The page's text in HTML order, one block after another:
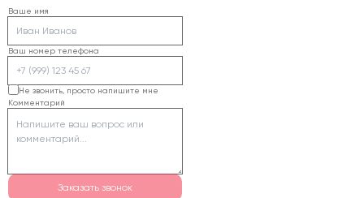
необходимость
дополнительных
головок или камеры.
поле и планируемую
загрузку. Специалисты
сопоставят задачу с
моделями из каталога,
предложат
комплектацию и
рассчитают стоимость
поставки.
Ваше имя
Ваш номер телефона
Не звонить, просто напишите мне
Комментарий
Заказать звонок